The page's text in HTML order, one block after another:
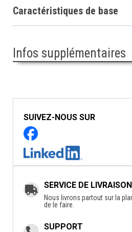
Caractéristiques de base
Infos supplémentaires
SUIVEZ-NOUS SUR
SERVICE DE LIVRAISON
Nous livrons partout sur la
de le faire.
SUPPORT